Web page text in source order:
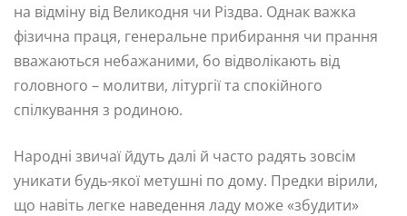
на відміну від Великодня чи Різдва. Однак важка
фізична праця, генеральне прибирання чи прання
вважаються небажаними, бо відволікають від
головного – молитви, літургії та спокійного
спілкування з родиною.
Народні звичаї йдуть далі й часто радять зовсім
уникати будь-якої метушні по дому. Предки вірили,
що навіть легке наведення ладу може «збудити»